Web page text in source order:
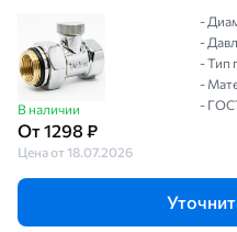
В наличии
От 1298 ₽
Цена от 18.07.2026
-
-
- Тип
-
-